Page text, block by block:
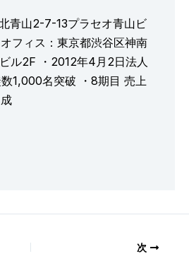
青山2-7-13プラセオ青山ビ
フィス：東京都渋谷区神南
ル2F ・2012年4月2日法人
1,000名突破 ・8期目 売上
次